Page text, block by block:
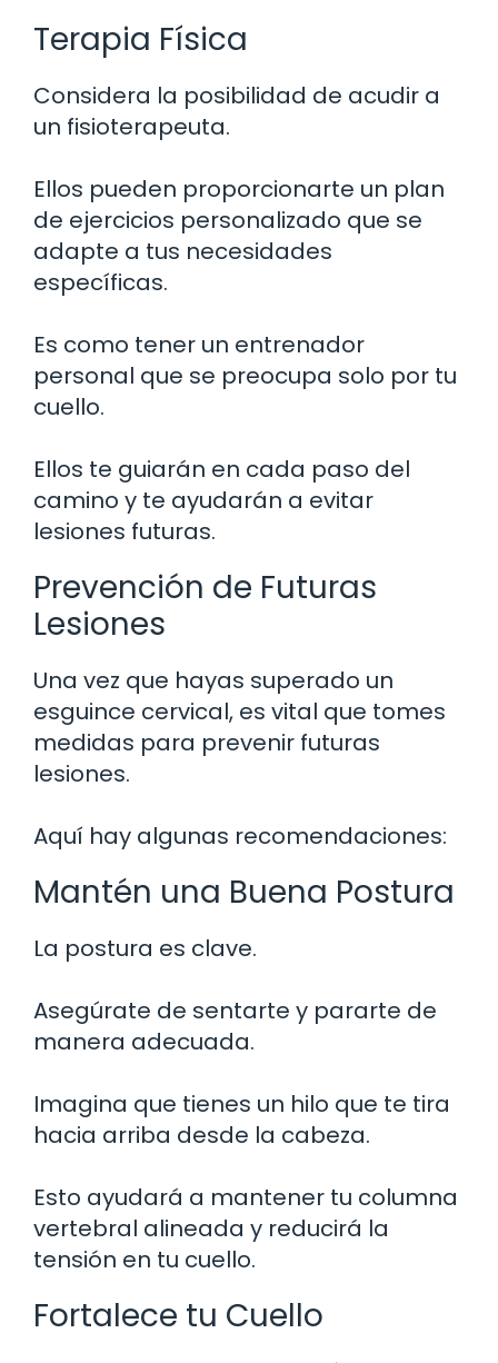
Terapia Física
Considera la posibilidad de acudir a
un fisioterapeuta.
Ellos pueden proporcionarte un plan
de ejercicios personalizado que se
adapte a tus necesidades
específicas.
Es como tener un entrenador
personal que se preocupa solo por tu
cuello.
Ellos te guiarán en cada paso del
camino y te ayudarán a evitar
lesiones futuras.
Prevención de Futuras
Lesiones
Una vez que hayas superado un
esguince cervical, es vital que tomes
medidas para prevenir futuras
lesiones.
Aquí hay algunas recomendaciones:
Mantén una Buena Postura
La postura es clave.
Asegúrate de sentarte y pararte de
manera adecuada.
Imagina que tienes un hilo que te tira
hacia arriba desde la cabeza.
Esto ayudará a mantener tu columna
vertebral alineada y reducirá la
tensión en tu cuello.
Fortalece tu Cuello